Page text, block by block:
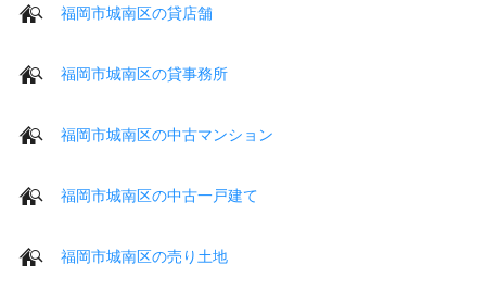
福岡市城南区の貸店舗
福岡市城南区の貸事務所
福岡市城南区の中古マンション
福岡市城南区の中古一戸建て
福岡市城南区の売り土地